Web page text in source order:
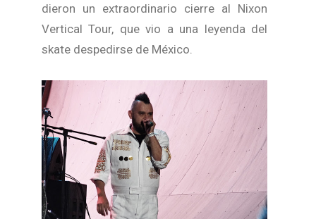
dieron un extraordinario cierre al Nixon
Vertical Tour, que vio a una leyenda del
skate despedirse de México.